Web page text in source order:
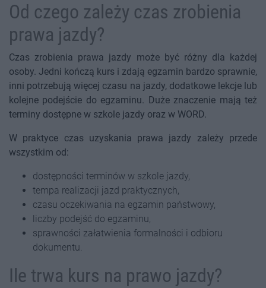
Od czego zależy czas zrobienia
prawa jazdy?
Czas zrobienia prawa jazdy może być różny dla każdej
osoby. Jedni kończą kurs i zdają egzamin bardzo sprawnie,
inni potrzebują więcej czasu na jazdy, dodatkowe lekcje lub
kolejne podejście do egzaminu. Duże znaczenie mają też
terminy dostępne w szkole jazdy oraz w WORD.
W praktyce czas uzyskania prawa jazdy zależy przede
wszystkim od:
dostępności terminów w szkole jazdy,
tempa realizacji jazd praktycznych,
czasu oczekiwania na egzamin państwowy,
liczby podejść do egzaminu,
sprawności załatwienia formalności i odbioru
dokumentu.
Ile trwa kurs na prawo jazdy?